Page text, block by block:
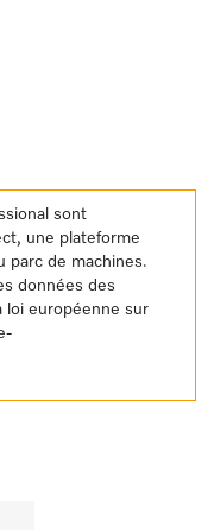
sont
une plateforme
parc de machines.
données des
loi européenne sur